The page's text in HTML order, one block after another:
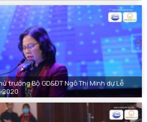
trưởng Bộ GD&ĐT Ngô Thị Minh dự Lễ
2020